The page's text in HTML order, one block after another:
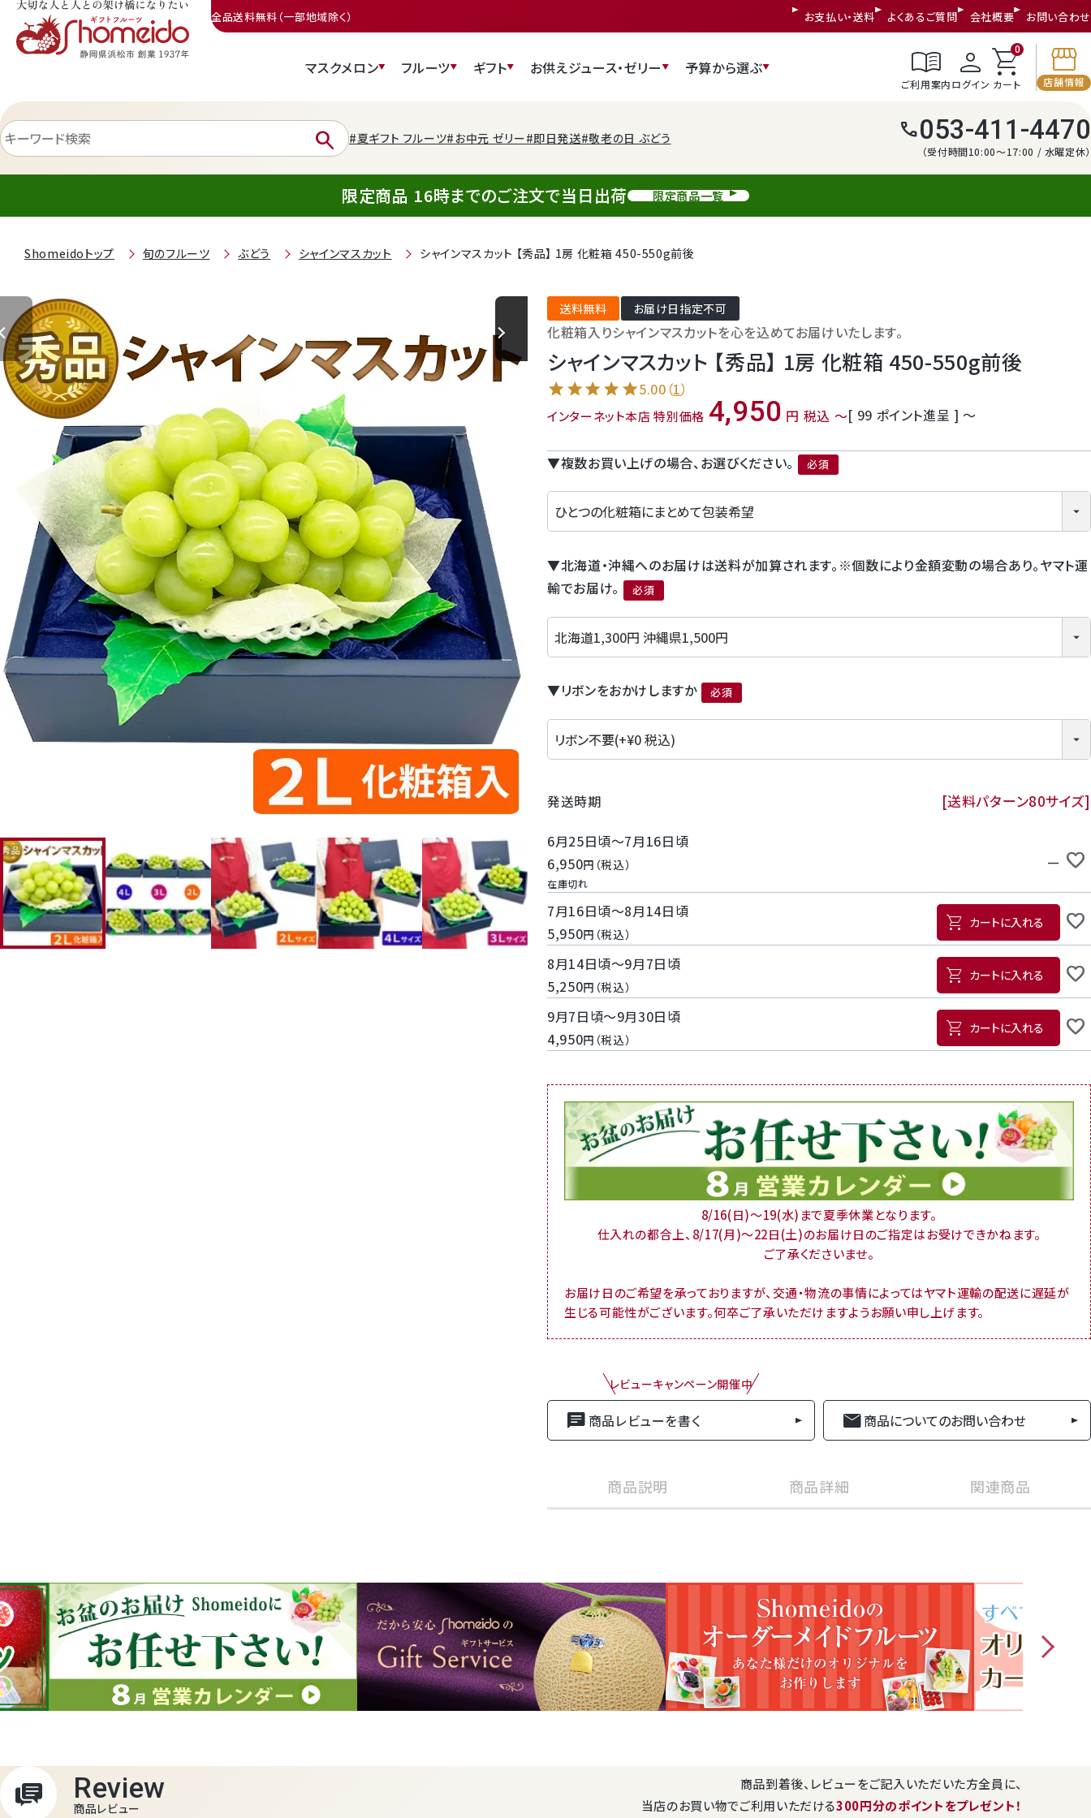
全品送料無料（一部地域除く） お支払い・送料 よくあるご質問 会社概要 お問い合わせ
マスクメロン フルーツ ギフト お供えジュース・ゼリー 予算から選ぶ menu_book
ご利用案内
person
ログイン
shopping_cart
0
カート
storefront
店舗情報
search #夏ギフト フルーツ#お中元 ゼリー#即日発送#敬老の日 ぶどう call053-411-4470
（受付時間10:00～17:00 / 水曜定休）
三ヶ日みかん
天使音（あまね）マスクメロン
クラウンメロンゼリー
桃
大糖領桃
温室みかん(ハウスみかん)
梨
クイーンルージュ
神紅ぶどう
ナガノパープル
限定商品 16時までのご注文で当日出荷 限定商品一覧
Shomeidoトップ 旬のフルーツ ぶどう シャインマスカット シャインマスカット 【秀品】 1房 化粧箱 450-550g前後
送料無料 お届け日指定不可
化粧箱入りシャインマスカットを心を込めてお届けいたします。
シャインマスカット 【秀品】 1房 化粧箱 450-550g前後
5.00 （1）
インターネット本店 特別価格 4,950 税込 〜[ 99 ポイント進呈 ] 〜
▼複数お買い上げの場合、お選びください。
▼北海道・沖縄へのお届けは送料が加算されます。※個数により金額変動の場合あり。ヤマト運
輸でお届け。
▼リボンをおかけしますか
送料パターン80サイズ
発送時期
6月25日頃～7月16日頃
6,950
税込
在庫切れ
—
7月16日頃～8月14日頃
5,950
税込
カートに入れる
8月14日頃～9月7日頃
5,250
税込
カートに入れる
9月7日頃～9月30日頃
4,950
税込
カートに入れる
8/16(日)～19(水)まで夏季休業となります。
仕入れの都合上、8/17(月)～22日(土)のお届け日のご指定はお受けできかねます。
ご了承くださいませ。
お届け日のご希望を承っておりますが、交通・物流の事情によってはヤマト運輸の配送に遅延が
生じる可能性がございます。何卒ご了承いただけますようお願い申し上げます。
レビューキャンペーン開催中
商品レビューを書く 商品についてのお問い合わせ
商品説明 商品詳細 関連商品
お祝い・内祝い・誕生日お祝い・お礼・ご出産お祝・御見舞い・お供・志・父の日・お中元・暑
中お見舞い・残暑お見舞い・敬老の日・お彼岸・お歳暮・お年賀など贈り物全般
商品内容
山梨・長野・島根産など国産
シャインマスカット【秀品】1房(化粧箱入り）
2Lサイズ:450-550ｇ前後
※シーズン初旬と終盤はお届け日のご希望にそえない場合がございます。
Review
商品レビュー
商品到着後、レビューをご記入いただいた方全員に、
当店のお買い物でご利用いただける300円分のポイントをプレゼント！